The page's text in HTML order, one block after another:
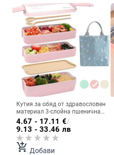
Кутия за обяд от здравословен
материал 3-слойна пшенична
слама Кутии за бенто Кутия за
микровълнова фурна
Контейнер за съхранение на
храна Кутия за обяд 900 ml
4.67 - 17.11 €/
9.13 - 33.46 лв
add_shopping_cart Добави